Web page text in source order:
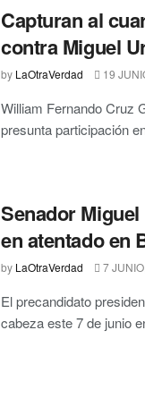
Capturan al
contra Miguel
by LaOtraVerdad 19
William Fernando Cruz
presunta participación
Senador
en atentado en
by LaOtraVerdad 7
El precandidato
cabeza este 7 de junio